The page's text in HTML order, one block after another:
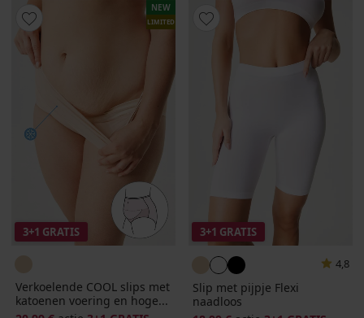
NEW
LIMITED
3+1 GRATIS
Verkoelende COOL slips met
katoenen voering en hoge...
3+1 GRATIS
4,8
Slip met pijpje Flexi
naadloos